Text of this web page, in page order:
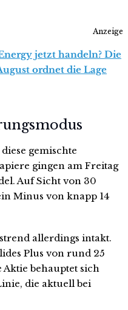
Anzeige
jetzt handeln? Die
ordnet die Lage
gemischte
gingen am Freitag
Auf Sicht von 30
Minus von knapp 14
allerdings intakt.
Plus von rund 25
behauptet sich
die aktuell bei